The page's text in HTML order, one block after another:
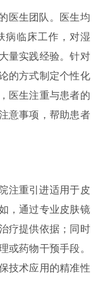
医生团队。医生均
病临床工作，对湿
量实践经验。针对
的方式制定个性化
医生注重与患者的
意事项，帮助患者
注重引进适用于皮
，通过专业皮肤镜
疗提供依据；同时
或药物干预手段。
技术应用的精准性